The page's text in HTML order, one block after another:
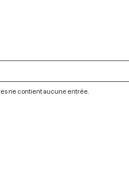
ne contient aucune entrée.